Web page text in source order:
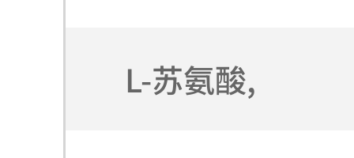
L-苏氨酸,